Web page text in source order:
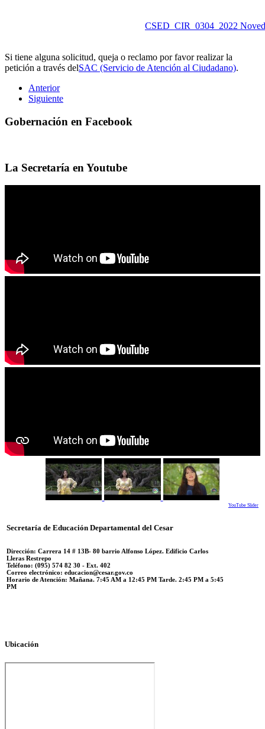
CSED_CIR_0304_2022
Si tiene alguna solicitud, queja o reclamo por favor realizar la
petición a través delSAC (Servicio de Atención al Ciudadano).
Anterior
Siguiente
Gobernación en Facebook
La Secretaría en Youtube
YouTube Slider
Secretaría de Educación Departamental del Cesar
Dirección: Carrera 14 # 13B- 80 barrio Alfonso López. Edificio Carlos
Lleras Restrepo
Teléfono: (095) 574 82 30 - Ext. 402
Correo electrónico: educacion@cesar.gov.co
Horario de Atención: Mañana. 7:45 AM a 12:45 PM Tarde. 2:45 PM a 5:45
PM
Ubicación